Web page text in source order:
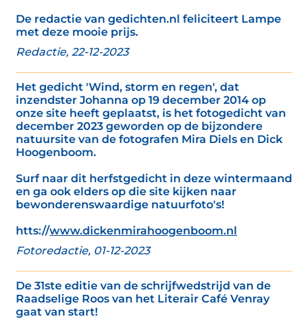
De redactie van gedichten.nl feliciteert Lampe
met deze mooie prijs.
Redactie, 22-12-2023
Het gedicht 'Wind, storm en regen', dat
inzendster Johanna op 19 december 2014 op
onze site heeft geplaatst, is het fotogedicht van
december 2023 geworden op de bijzondere
natuursite van de fotografen Mira Diels en Dick
Hoogenboom.
Surf naar dit herfstgedicht in deze wintermaand
en ga ook elders op die site kijken naar
bewonderenswaardige natuurfoto's!
htts://www.dickenmirahoogenboom.nl
Fotoredactie, 01-12-2023
De 31ste editie van de schrijfwedstrijd van de
Raadselige Roos van het Literair Café Venray
gaat van start!